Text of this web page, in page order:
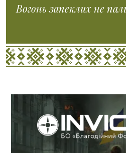
Вогонь запеклих не